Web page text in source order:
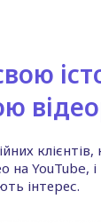
YouTube, і
інтерес.